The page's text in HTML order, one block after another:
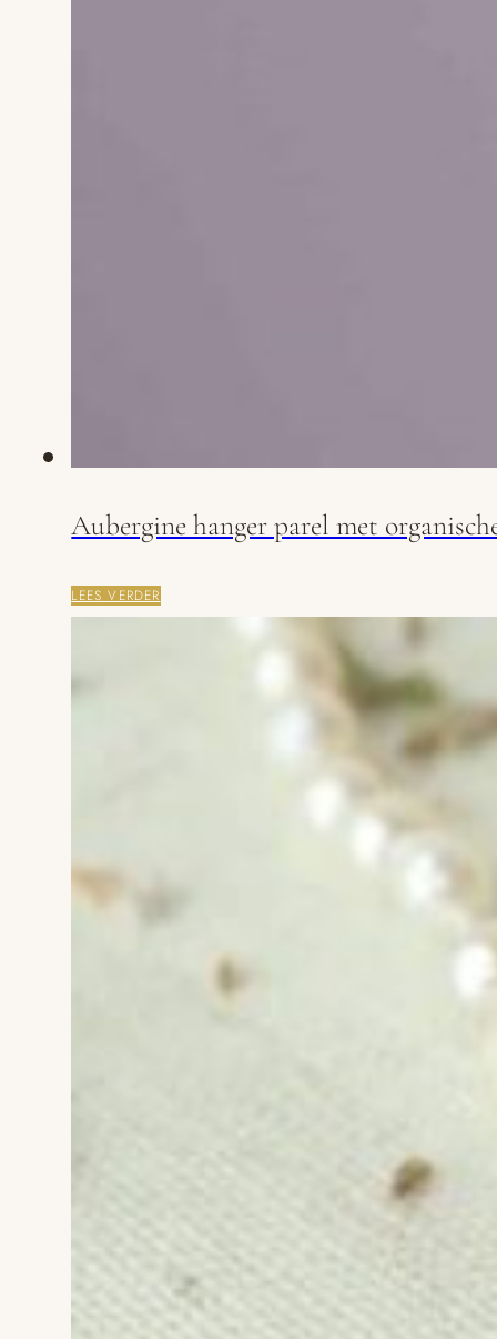
Aubergine hanger parel met
LEES VERDER